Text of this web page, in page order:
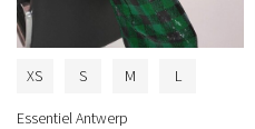
XS S M L
Essentiel Antwerp